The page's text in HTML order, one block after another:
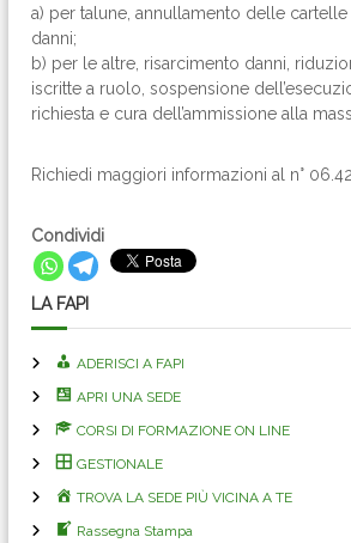
a) per talune, annullamento delle
danni;
b) per le altre, risarcimento danni,
iscritte a ruolo, sospensione
richiesta e cura dell’ammissione alla
Richiedi maggiori informazioni al n°
Condividi
LA FAPI
ADERISCI A FAPI
APRI UNA SEDE
CORSI DI FORMAZIONE ON LINE
GESTIONALE
TROVA LA SEDE PIÙ VICINA A TE
Rassegna Stampa